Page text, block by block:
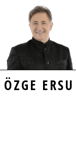
ÖZGE ERSU